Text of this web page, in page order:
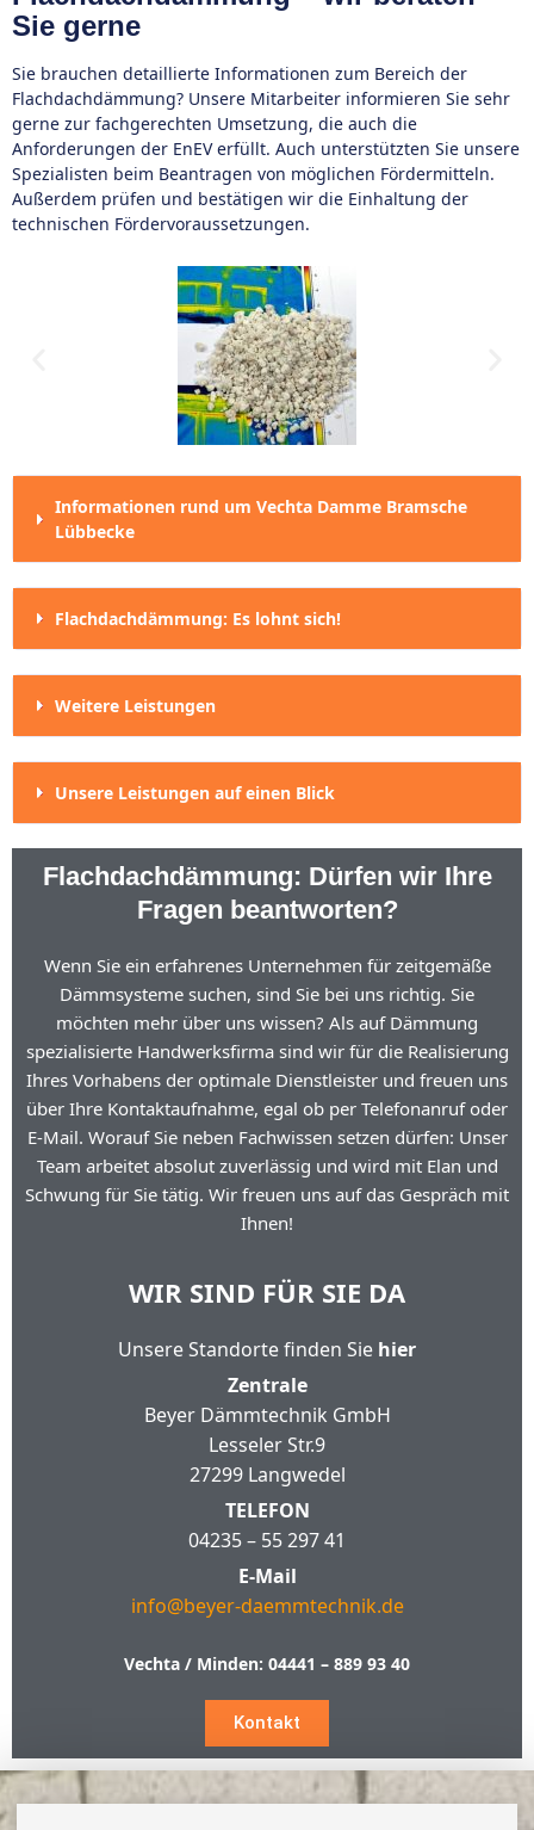
Sie gerne
Sie brauchen detaillierte Informationen zum Bereich der
Flachdachdämmung? Unsere Mitarbeiter informieren Sie sehr
gerne zur fachgerechten Umsetzung, die auch die
Anforderungen der EnEV erfüllt. Auch unterstützten Sie unsere
Spezialisten beim Beantragen von möglichen Fördermitteln.
Außerdem prüfen und bestätigen wir die Einhaltung der
technischen Fördervoraussetzungen.
Informationen rund um Vechta Damme Bramsche
Lübbecke
Flachdachdämmung: Es lohnt sich!
Weitere Leistungen
Unsere Leistungen auf einen Blick
Flachdachdämmung: Dürfen wir Ihre
Fragen beantworten?
Wenn Sie ein erfahrenes Unternehmen für zeitgemäße
Dämmsysteme suchen, sind Sie bei uns richtig. Sie
möchten mehr über uns wissen? Als auf Dämmung
spezialisierte Handwerksfirma sind wir für die Realisierung
Ihres Vorhabens der optimale Dienstleister und freuen uns
über Ihre Kontaktaufnahme, egal ob per Telefonanruf oder
E-Mail. Worauf Sie neben Fachwissen setzen dürfen: Unser
Team arbeitet absolut zuverlässig und wird mit Elan und
Schwung für Sie tätig. Wir freuen uns auf das Gespräch mit
Ihnen!
WIR SIND FÜR SIE DA
Unsere Standorte finden Sie hier
Zentrale
Beyer Dämmtechnik GmbH
Lesseler Str.9
27299 Langwedel
TELEFON
04235 – 55 297 41
E-Mail
info@beyer-daemmtechnik.de
Vechta / Minden: 04441 – 889 93 40
Kontakt